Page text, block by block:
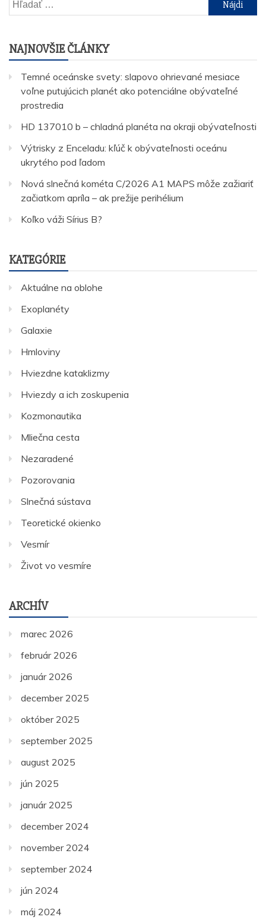
NAJNOVŠIE ČLÁNKY
Temné oceánske svety: slapovo ohrievané mesiace
voľne putujúcich planét ako potenciálne obývateľné
prostredia
HD 137010 b – chladná planéta na okraji obývateľnosti
Výtrisky z Enceladu: kľúč k obývateľnosti oceánu
ukrytého pod ľadom
Nová slnečná kométa C/2026 A1 MAPS môže zažiariť
začiatkom apríla – ak prežije perihélium
Koľko váži Sírius B?
KATEGÓRIE
Aktuálne na oblohe
Exoplanéty
Galaxie
Hmloviny
Hviezdne kataklizmy
Hviezdy a ich zoskupenia
Kozmonautika
Mliečna cesta
Nezaradené
Pozorovania
Slnečná sústava
Teoretické okienko
Vesmír
Život vo vesmíre
ARCHÍV
marec 2026
február 2026
január 2026
december 2025
október 2025
september 2025
august 2025
jún 2025
január 2025
december 2024
november 2024
september 2024
jún 2024
máj 2024